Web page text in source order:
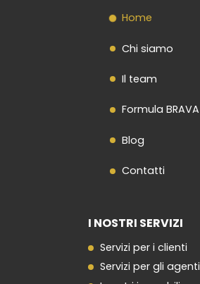
Home
Chi siamo
Il team
Formula BRAVA
Blog
Contatti
I NOSTRI SERVIZI
Servizi per i clienti
Servizi per gli agenti